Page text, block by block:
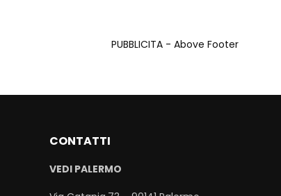
PUBBLICITA - Above Footer
CONTATTI
VEDI PALERMO